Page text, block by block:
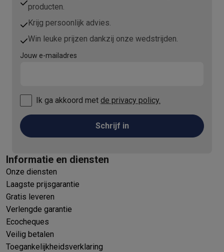
producten.
Krijg persoonlijk advies.
Win leuke prijzen dankzij onze wedstrijden.
Jouw e-mailadres
Ik ga akkoord met de privacy policy.
Schrijf in
Informatie en diensten
Onze diensten
Laagste prijsgarantie
Gratis leveren
Verlengde garantie
Ecocheques
Veilig betalen
Toegankelijkheidsverklaring